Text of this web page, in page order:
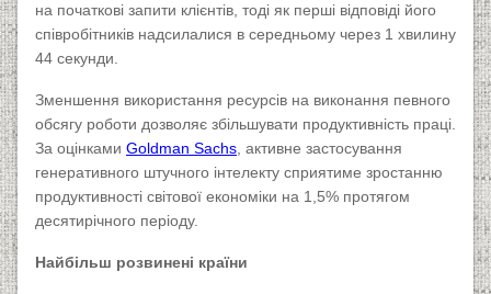
на початкові запити клієнтів, тоді як перші відповіді його
співробітників надсилалися в середньому через 1 хвилину
44 секунди.
Зменшення використання ресурсів на виконання певного
обсягу роботи дозволяє збільшувати продуктивність праці.
За оцінками Goldman Sachs , активне застосування
генеративного штучного інтелекту сприятиме зростанню
продуктивності світової економіки на 1,5% протягом
десятирічного періоду.
Найбільш розвинені країни